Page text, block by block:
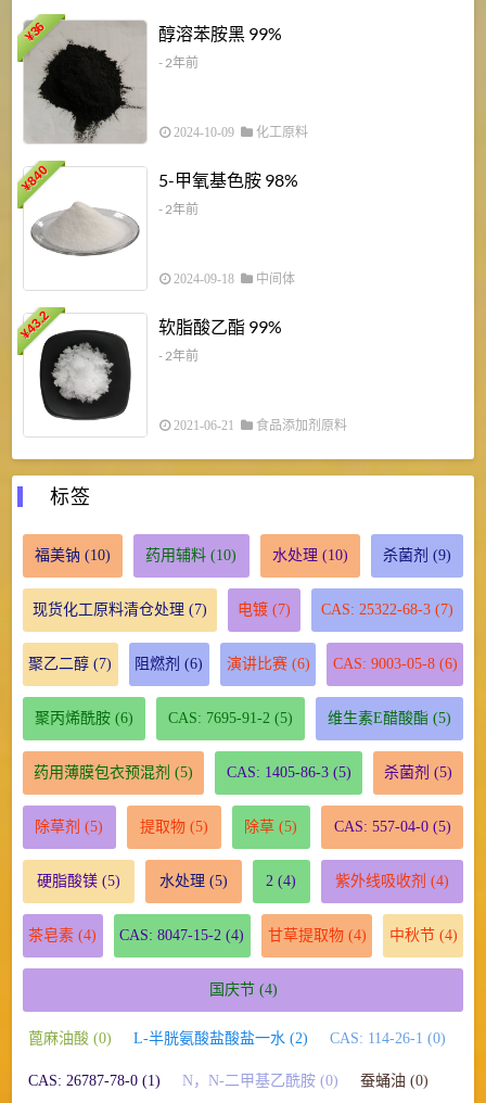
¥
36 醇溶苯胺黑 99%
- 2年前
2024-10-09 化工原料
¥
840 5-甲氧基色胺 98%
- 2年前
2024-09-18 中间体
¥
43.2 软脂酸乙酯 99%
- 2年前
2021-06-21 食品添加剂原料
标签
福美钠 (10) 药用辅料 (10) 水处理 (10) 杀菌剂 (9)
现货化工原料清仓处理 (7) 电镀 (7) CAS: 25322-68-3 (7)
聚乙二醇 (7) 阻燃剂 (6) 演讲比赛(6) CAS: 9003-05-8(6)
聚丙烯酰胺(6) CAS: 7695-91-2 (5) 维生素E醋酸酯 (5)
药用薄膜包衣预混剂 (5) CAS: 1405-86-3(5) 杀菌剂 (5)
除草剂 (5) 提取物(5) 除草 (5) CAS: 557-04-0(5)
硬脂酸镁(5) 水处理 (5) 2 (4) 紫外线吸收剂 (4)
茶皂素 (4) CAS: 8047-15-2 (4) 甘草提取物(4) 中秋节(4)
国庆节(4)
蓖麻油酸 (0) L-半胱氨酸盐酸盐一水 (2) CAS: 114-26-1 (0)
CAS: 26787-78-0 (1) N，N-二甲基乙酰胺 (0) 蚕蛹油 (0)